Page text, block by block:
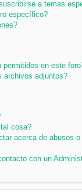
a temas
específico?
permitidos en este
archivos adjuntos?
cosa?
acerca de abusos
con un